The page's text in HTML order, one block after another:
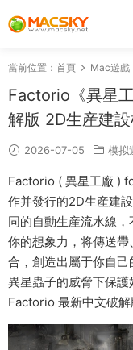
當前位置： 首頁 Mac遊戲
Factorio《異星
解版 2D生産建
2026-07-05 模拟
Factorio ( 異星工廠 )
作并發行的2D生産建
同的自動生産流水線
你的想象力，将傳送
合，創造出屬于你自
異星蟲子的威脅下保
Factorio 最新中文破解